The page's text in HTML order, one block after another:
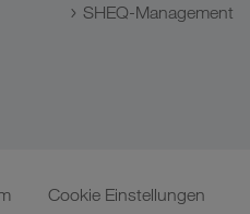
SHEQ-Management
Cookie Einstellungen